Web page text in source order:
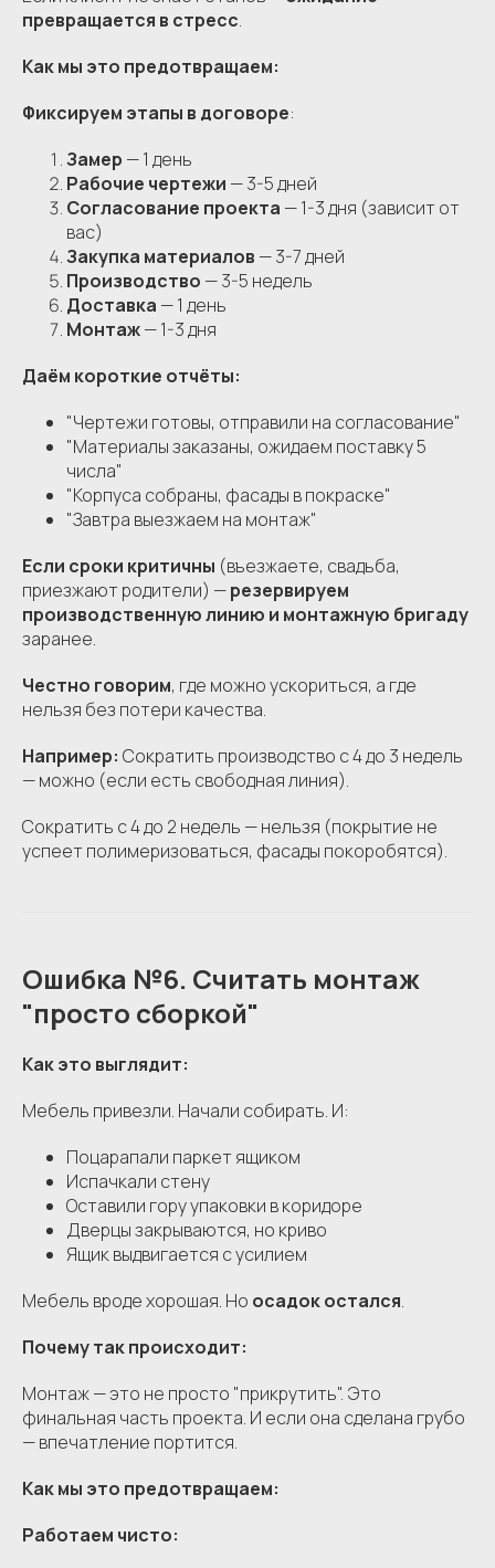
превращается в стресс.
Как мы это предотвращаем:
Фиксируем этапы в договоре:
Замер — 1 день
Рабочие чертежи — 3-5 дней
Согласование проекта — 1-3 дня (зависит от
вас)
Закупка материалов — 3-7 дней
Производство — 3-5 недель
Доставка — 1 день
Монтаж— 1-3 дня
Даём короткие отчёты:
"Чертежи готовы, отправили на согласование"
"Материалы заказаны, ожидаем поставку 5
числа"
"Корпуса собраны, фасады в покраске"
"Завтра выезжаем на монтаж"
Если сроки критичны (въезжаете, свадьба,
приезжают родители) —резервируем
производственную линию и монтажную бригаду
заранее.
Честно говорим, где можно ускориться, а где
нельзя без потери качества.
Например: Сократить производство с 4 до 3 недель
— можно (если есть свободная линия).
Сократить с 4 до 2 недель — нельзя (покрытие не
успеет полимеризоваться, фасады покоробятся).
Ошибка №6. Считать монтаж
"просто сборкой"
Как это выглядит:
Мебель привезли. Начали собирать. И:
Поцарапали паркет ящиком
Испачкали стену
Оставили гору упаковки в коридоре
Дверцы закрываются, но криво
Ящик выдвигается с усилием
Мебель вроде хорошая. Но осадок остался.
Почему так происходит:
Монтаж — это не просто "прикрутить". Это
финальная часть проекта. И если она сделана грубо
— впечатление портится.
Как мы это предотвращаем:
Работаем чисто: